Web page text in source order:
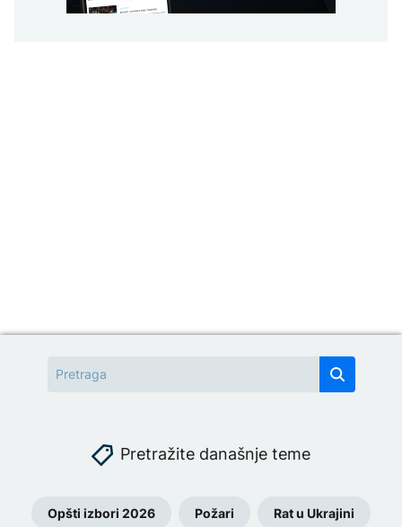
Pretražite današnje teme
Opšti izbori 2026 Požari Rat u Ukrajini